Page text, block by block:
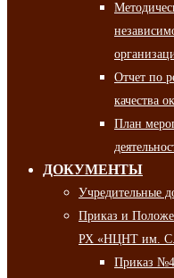
Отчет по
качества
План
ДОКУМЕНТЫ
Учредительные
Приказ и
РХ «НЦНТ им.
Приказ